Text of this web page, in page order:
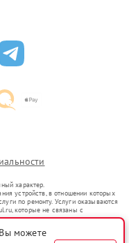
характер.
устройств, в отношении которых
по ремонту. Услуги оказываются
которые не связаны с
представителями.
оборот в соответствии
можете